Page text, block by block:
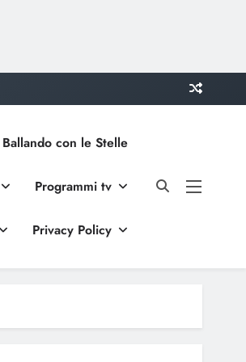
Ballando con le Stelle
Programmi tv
Privacy Policy